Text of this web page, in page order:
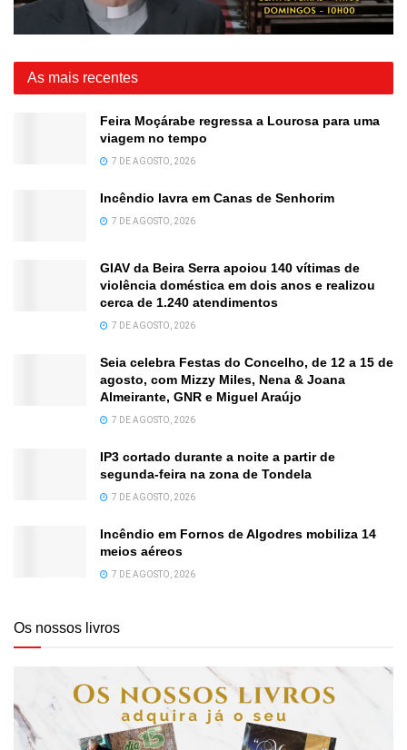
As mais recentes
Feira Moçárabe regressa a Lourosa para uma
viagem no tempo
7 DE AGOSTO, 2026
Incêndio lavra em Canas de Senhorim
7 DE AGOSTO, 2026
GIAV da Beira Serra apoiou 140 vítimas de
violência doméstica em dois anos e realizou
cerca de 1.240 atendimentos
7 DE AGOSTO, 2026
Seia celebra Festas do Concelho, de 12 a 15 de
agosto, com Mizzy Miles, Nena & Joana
Almeirante, GNR e Miguel Araújo
7 DE AGOSTO, 2026
IP3 cortado durante a noite a partir de
segunda-feira na zona de Tondela
7 DE AGOSTO, 2026
Incêndio em Fornos de Algodres mobiliza 14
meios aéreos
7 DE AGOSTO, 2026
Os nossos livros